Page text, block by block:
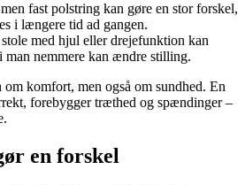
fast polstring kan gøre en stor forskel,
i længere tid ad gangen.
med hjul eller drejefunktion kan
man nemmere kan ændre stilling.
komfort, men også om sundhed. En
forebygger træthed og spændinger –
en forskel